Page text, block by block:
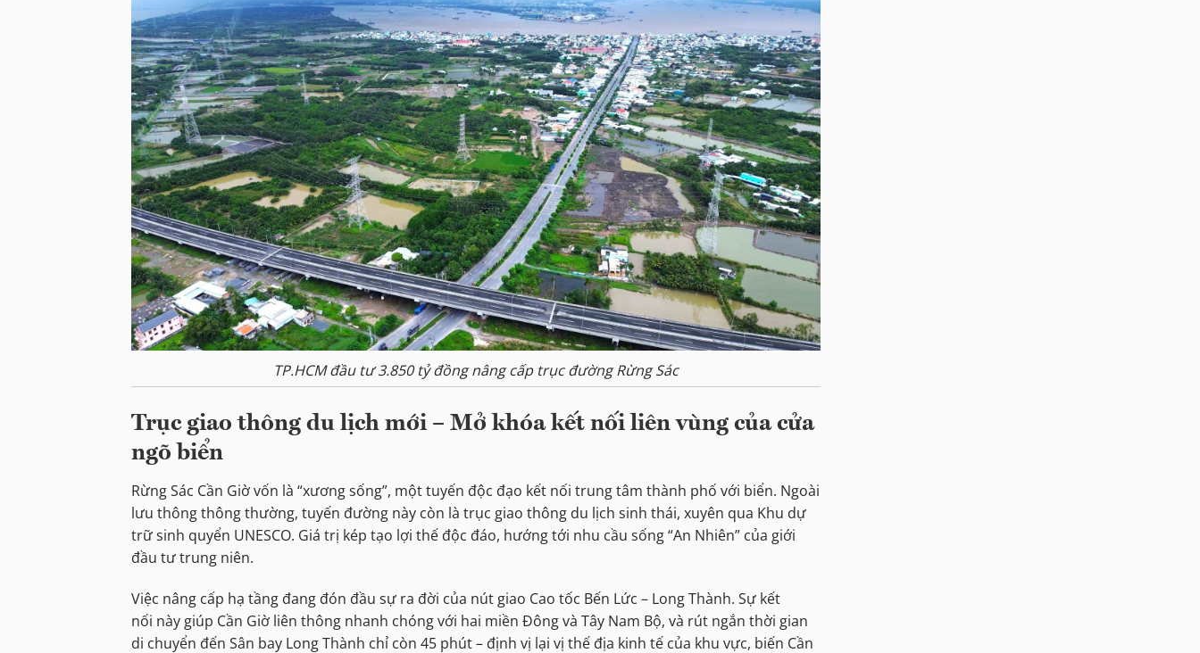
TP.HCM đầu tư 3.850 tỷ đồng nâng cấp trục đường Rừng Sác
Trục giao thông du lịch mới – Mở khóa kết nối liên vùng của cửa
ngõ biển
Rừng Sác Cần Giờ vốn là “xương sống”, một tuyến độc đạo kết nối trung tâm thành phố với biển. Ngoài
lưu thông thông thường, tuyến đường này còn là trục giao thông du lịch sinh thái, xuyên qua Khu dự
trữ sinh quyển UNESCO. Giá trị kép tạo lợi thế độc đáo, hướng tới nhu cầu sống “An Nhiên” của giới
đầu tư trung niên.
Việc nâng cấp hạ tầng đang đón đầu sự ra đời của nút giao Cao tốc Bến Lức – Long Thành. Sự kết
nối này giúp Cần Giờ liên thông nhanh chóng với hai miền Đông và Tây Nam Bộ, và rút ngắn thời gian
di chuyển đến Sân bay Long Thành chỉ còn 45 phút – định vị lại vị thế địa kinh tế của khu vực, biến Cần